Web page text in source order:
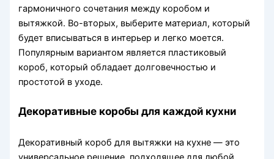
гармоничного сочетания между коробом и
вытяжкой. Во-вторых, выберите материал, который
будет вписываться в интерьер и легко моется.
Популярным вариантом является пластиковый
короб, который обладает долговечностью и
простотой в уходе.
Декоративные коробы для каждой кухни
Декоративный короб для вытяжки на кухне — это